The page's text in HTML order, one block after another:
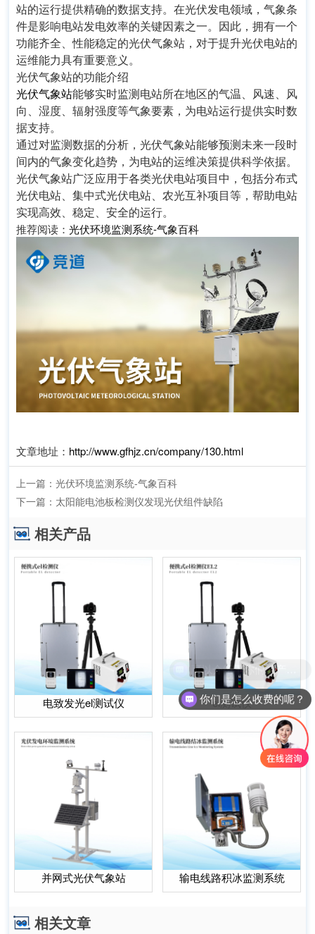
站的运行提供精确的数据支持。在光伏发电领域，气象条
件是影响电站发电效率的关键因素之一。因此，拥有一个
功能齐全、性能稳定的光伏气象站，对于提升光伏电站的
运维能力具有重要意义。
光伏气象站的功能介绍
光伏气象站能够实时监测电站所在地区的气温、风速、风
向、湿度、辐射强度等气象要素，为电站运行提供实时数
据支持。
通过对监测数据的分析，光伏气象站能够预测未来一段时
间内的气象变化趋势，为电站的运维决策提供科学依据。
光伏气象站广泛应用于各类光伏电站项目中，包括分布式
光伏电站、集中式光伏电站、农光互补项目等，帮助电站
实现高效、稳定、安全的运行。
推荐阅读： 光伏环境监测系统-气象百科
文章地址： http://www.gfhjz.cn/company/130.html
上一篇： 光伏环境监测系统-气象百科
下一篇： 太阳能电池板检测仪发现光伏组件缺陷
相关产品
电致发光el测试仪 el测试仪
并网式光伏气象站 输电线路积冰监测系统
相关文章
你们是怎么收费的呢？